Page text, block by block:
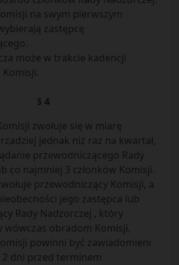
na swym pierwszym
zastępcę
może w trakcie kadencji
Komisji.
§ 4
zwołuje się w miarę
jednak niż raz na kwartał,
przewodniczącego Rady
co najmniej 3 członków Komisji.
przewodniczący Komisji, a
jego zastępca lub
Rady Nadzorczej , który
wówczas obradom Komisji.
powinni być zawiadomieni
2 dni przed terminem